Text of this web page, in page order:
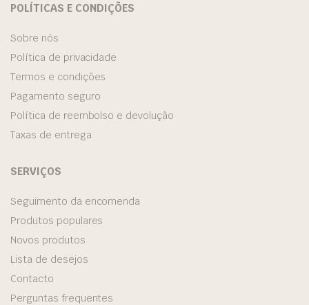
POLÍTICAS E CONDIÇÕES
Sobre nós
Política de privacidade
Termos e condições
Pagamento seguro
Política de reembolso e devolução
Taxas de entrega
SERVIÇOS
Seguimento da encomenda
Produtos populares
Novos produtos
Lista de desejos
Contacto
Perguntas frequentes